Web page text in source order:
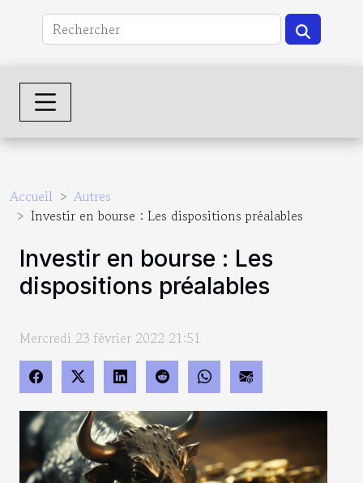
Accueil
Autres
Investir en bourse : Les dispositions préalables
Investir en bourse : Les
dispositions préalables
Mercredi 23 février 2022 21:51